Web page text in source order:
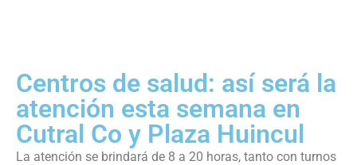
Centros de salud: así será la
atención esta semana en
Cutral Co y Plaza Huincul
La atención se brindará de 8 a 20 horas, tanto con turnos